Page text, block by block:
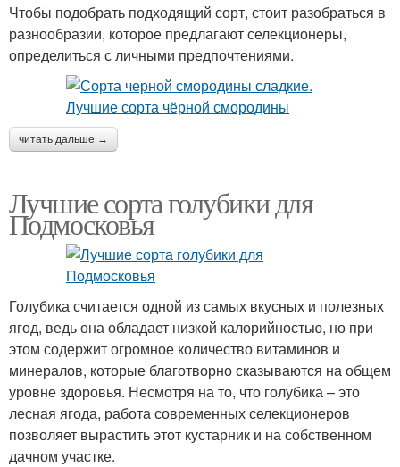
Чтобы подобрать подходящий сорт, стоит разобраться в
разнообразии, которое предлагают селекционеры,
определиться с личными предпочтениями.
читать дальше →
Лучшие сорта голубики для
Подмосковья
Голубика считается одной из самых вкусных и полезных
ягод, ведь она обладает низкой калорийностью, но при
этом содержит огромное количество витаминов и
минералов, которые благотворно сказываются на общем
уровне здоровья. Несмотря на то, что голубика – это
лесная ягода, работа современных селекционеров
позволяет вырастить этот кустарник и на собственном
дачном участке.